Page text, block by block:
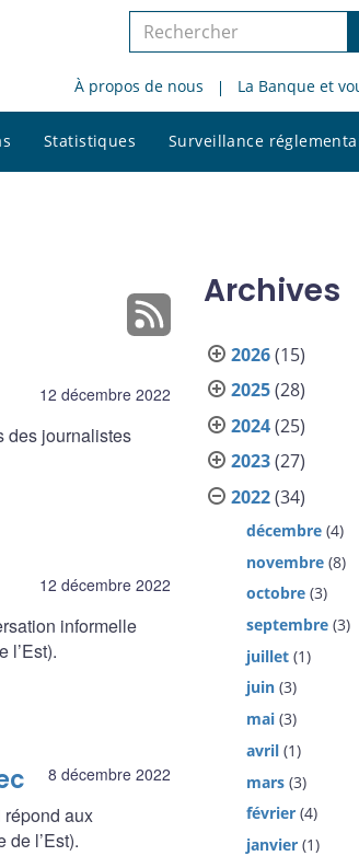
Rechercher
le
site
À propos de nous La Banque et
Statistiques Surveillance
12 décembre 2022
des journalistes
12 décembre 2022
informelle
l’Est).
8 décembre 2022
aux
l’Est).
Archives
2026(15)
2025(28)
2024(25)
2023(27)
2022(34)
décembre (4)
novembre (8)
octobre (3)
septembre (3)
juillet (1)
juin (3)
mai (3)
avril (1)
mars (3)
février (4)
janvier (1)